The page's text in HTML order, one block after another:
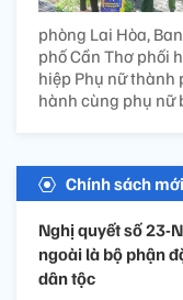
phòng Lai Hòa,
phố Cần Thơ phối
hiệp Phụ nữ thành
hành cùng phụ nữ
Chính sách mới
Nghị quyết số 23-
ngoài là bộ phận
dân tộc